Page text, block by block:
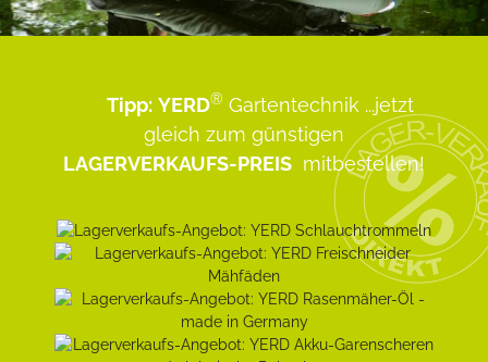
Tipp: YERD® Gartentechnik ...jetzt
gleich zum günstigen
LAGERVERKAUFS-PREIS mitbestellen!